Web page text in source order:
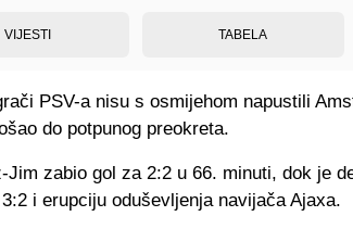
VIJESTI TABELA
PSV-a nisu s osmijehom napustili
do potpunog preokreta.
Jim zabio gol za 2:2 u 66. minuti, dok je
i erupciju oduševljenja navijača Ajaxa.